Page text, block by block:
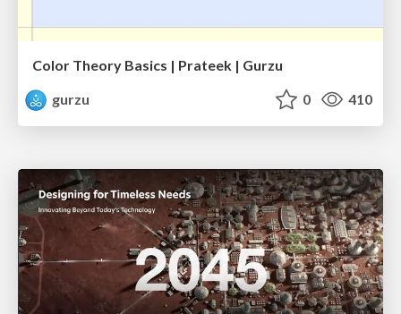
Color Theory Basics | Prateek | Gurzu
gurzu
0 410